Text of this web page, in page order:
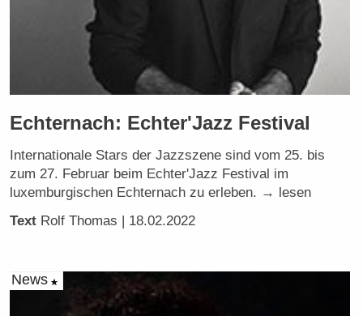
Echternach: Echter'Jazz Festival
Internationale Stars der Jazzszene sind vom 25. bis
zum 27. Februar beim Echter'Jazz Festival im
luxemburgischen Echternach zu erleben. → lesen
Text Rolf Thomas | 18.02.2022
News